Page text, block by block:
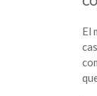
El